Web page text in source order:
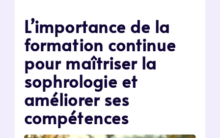
L’importance de la
formation continue
pour maîtriser la
sophrologie et
améliorer ses
compétences